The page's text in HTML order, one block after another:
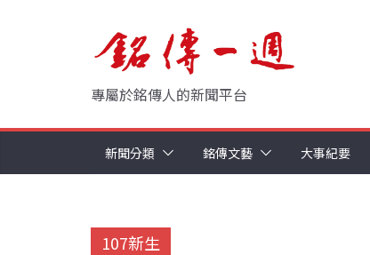
專屬於銘傳人的新聞平台
新聞分類 銘傳文藝 大事紀要
107新生